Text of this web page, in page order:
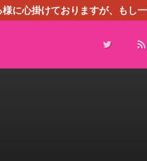
に心掛けておりますが、もし